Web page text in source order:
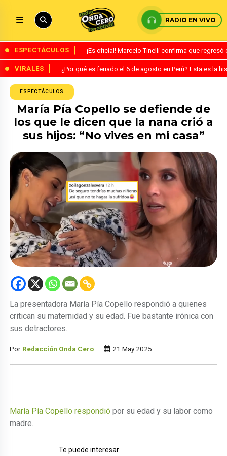
RADIO EN VIVO
ESPECTÁCULOS ¡Es oficial! Marcelo Tinelli confirma que
VIRALES ¿Por qué es feriado el 6 de agosto en Perú? Esta es la
ESPECTÁCULOS
María Pía Copello se defiende de
los que le dicen que la nana crió a
sus hijos: “No vives en mi casa”
La presentadora María Pía Copello respondió a quienes
critican su maternidad y su edad. Fue bastante irónica con
sus detractores.
Por Redacción Onda Cero 21 May 2025
María Pía Copello respondió por su edad y su labor como
madre.
Te puede interesar